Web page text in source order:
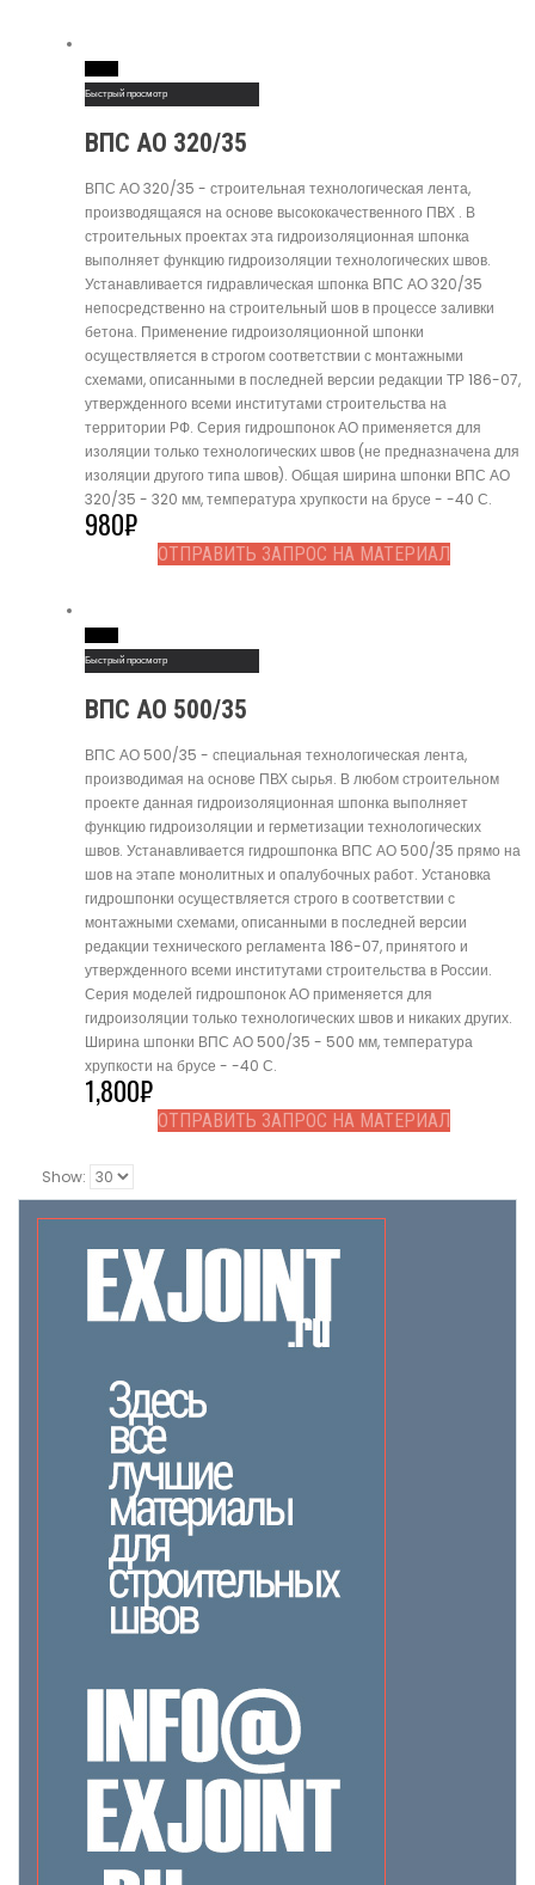
Быстрый просмотр
ВПС АО 320/35
ВПС АО 320/35 - строительная технологическая лента,
производящаяся на основе высококачественного ПВХ . В
строительных проектах эта гидроизоляционная шпонка
выполняет функцию гидроизоляции технологических швов.
Устанавливается гидравлическая шпонка ВПС АО 320/35
непосредственно на строительный шов в процессе заливки
бетона. Применение гидроизоляционной шпонки
осуществляется в строгом соответствии с монтажными
схемами, описанными в последней версии редакции ТР 186-07,
утвержденного всеми институтами строительства на
территории РФ. Серия гидрошпонок АО применяется для
изоляции только технологических швов (не предназначена для
изоляции другого типа швов). Общая ширина шпонки ВПС АО
320/35 - 320 мм, температура хрупкости на брусе - -40 С.
980₽
ОТПРАВИТЬ ЗАПРОС НА МАТЕРИАЛ
Быстрый просмотр
ВПС АО 500/35
ВПС АО 500/35 - специальная технологическая лента,
производимая на основе ПВХ сырья. В любом строительном
проекте данная гидроизоляционная шпонка выполняет
функцию гидроизоляции и герметизации технологических
швов. Устанавливается гидрошпонка ВПС АО 500/35 прямо на
шов на этапе монолитных и опалубочных работ. Установка
гидрошпонки осуществляется строго в соответствии с
монтажными схемами, описанными в последней версии
редакции технического регламента 186-07, принятого и
утвержденного всеми институтами строительства в России.
Серия моделей гидрошпонок АО применяется для
гидроизоляции только технологических швов и никаких других.
Ширина шпонки ВПС АО 500/35 - 500 мм, температура
хрупкости на брусе - -40 С.
1,800₽
ОТПРАВИТЬ ЗАПРОС НА МАТЕРИАЛ
Show: